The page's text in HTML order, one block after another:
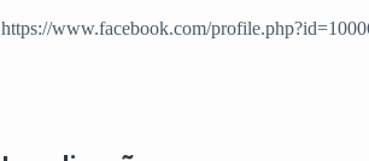
https://www.facebook.com/